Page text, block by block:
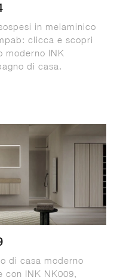
in melaminico
clicca e scopri
moderno INK
di casa.
di casa moderno
con INK NK009,